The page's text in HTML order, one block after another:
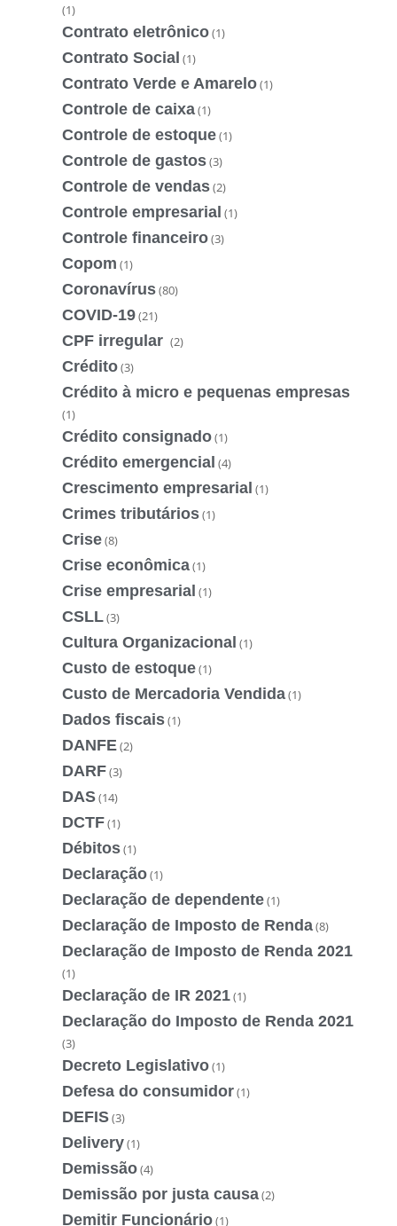
(1)
Contrato eletrônico(1)
Contrato Social (1)
Contrato Verde e Amarelo(1)
Controle de caixa(1)
Controle de estoque(1)
Controle de gastos(3)
Controle de vendas(2)
Controle empresarial (1)
Controle financeiro(3)
Copom (1)
Coronavírus(80)
COVID-19(21)
CPF irregular (2)
Crédito(3)
Crédito à micro e pequenas empresas
(1)
Crédito consignado(1)
Crédito emergencial (4)
Crescimento empresarial (1)
Crimes tributários(1)
Crise(8)
Crise econômica(1)
Crise empresarial (1)
CSLL(3)
Cultura Organizacional (1)
Custo de estoque(1)
Custo de Mercadoria Vendida(1)
Dados fiscais(1)
DANFE(2)
DARF(3)
DAS(14)
DCTF(1)
Débitos(1)
Declaração(1)
Declaração de dependente(1)
Declaração de Imposto de Renda(8)
Declaração de Imposto de Renda 2021
(1)
Declaração de IR 2021(1)
Declaração do Imposto de Renda 2021
(3)
Decreto Legislativo(1)
Defesa do consumidor(1)
DEFIS(3)
Delivery(1)
Demissão(4)
Demissão por justa causa(2)
Demitir Funcionário(1)